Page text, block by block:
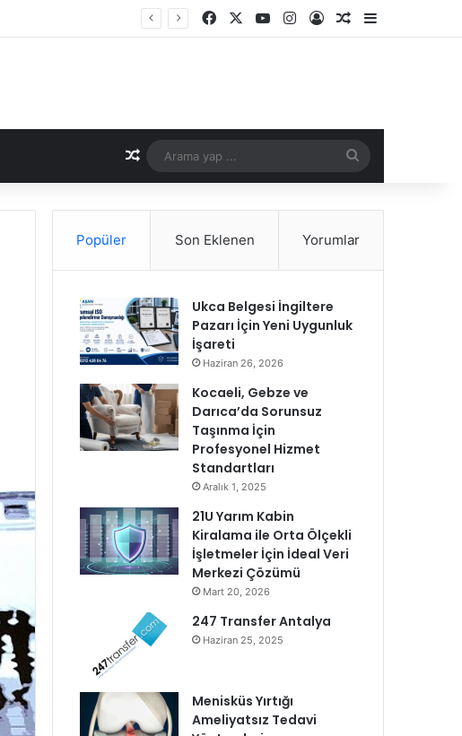
Facebook YouTubeInstagramKayıt OlRastgele Makale
Rastgele Makale
yap
Popüler Son Eklenen Yorumlar
Ukca Belgesi İngiltere
Pazarı İçin Yeni Uygunluk
İşareti
Haziran 26, 2026
Kocaeli, Gebze ve
Darıca’da Sorunsuz
Taşınma İçin
Profesyonel Hizmet
Standartları
Aralık 1, 2025
21U Yarım Kabin
Kiralama ile Orta Ölçekli
İşletmeler İçin İdeal Veri
Merkezi Çözümü
Mart 20, 2026
247 Transfer Antalya
Haziran 25, 2025
Menisküs Yırtığı
Ameliyatsız Tedavi